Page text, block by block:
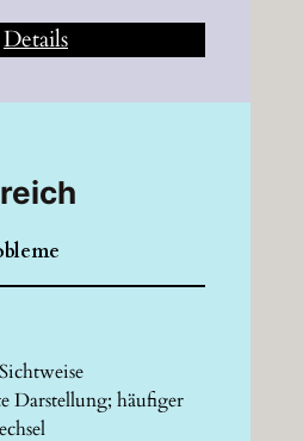
Details
Darstellung; häufiger